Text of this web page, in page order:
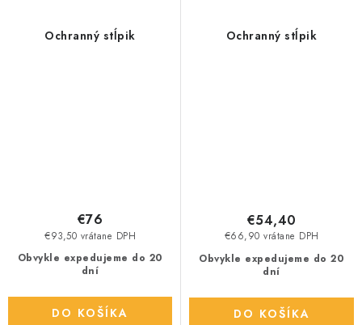
Ochranný stĺpik
Obvykle expedujeme do 20
dní
€93,50 vrátane DPH
€76
DO KOŠÍKA
Ochranný stĺpik
Obvykle expedujeme do 20
dní
€66,90 vrátane DPH
€54,40
DO KOŠÍKA